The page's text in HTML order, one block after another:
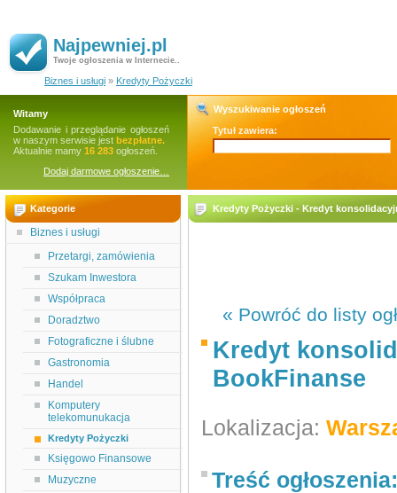
Najpewniej.pl
Twoje ogłoszenia w Internecie..
Biznes i usługi » Kredyty Pożyczki
Witamy
Dodawanie i przeglądanie ogłoszeń
w naszym serwisie jest bezpłatne.
Aktualnie mamy 16 283 ogłoszeń.
Dodaj darmowe ogłoszenie…
Wyszukiwanie ogłoszeń
Tytuł zawiera:
Kategorie
Biznes i usługi
Przetargi, zamówienia
Szukam Inwestora
Współpraca
Doradztwo
Fotograficzne i ślubne
Gastronomia
Handel
Komputery
telekomunukacja
Kredyty Pożyczki
Księgowo Finansowe
Muzyczne
Kredyty Pożyczki - Kredyt
« Powróć do listy
Kredyt
BookFinanse
Lokalizacja:
Treść ogłoszenia: